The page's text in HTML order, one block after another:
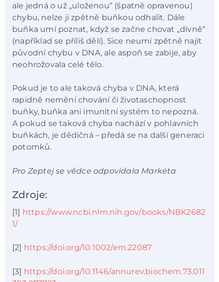
ale jedná o už „uloženou“ (špatně opravenou)
chybu, nelze ji zpětně buňkou odhalit. Dále
buňka umí poznat, když se začne chovat „divně“
(například se příliš dělí). Sice neumí zpětně najít
původní chybu v DNA, ale aspoň se zabije, aby
neohrožovala celé tělo.
Pokud je to ale taková chyba v DNA, která
rapidně nemění chování či životaschopnost
buňky, buňka ani imunitní systém to nepozná.
A pokud se taková chyba nachází v pohlavních
buňkách, je dědičná – předá se na další generaci
potomků.
Pro Zeptej se vědce odpovídala Markéta
Zdroje:
[1] https://www.ncbi.nlm.nih.gov/books/NBK2682
1/
[2] https://doi.org/10.1002/em.22087
[3] https://doi.org/10.1146/annurev.biochem.73.011